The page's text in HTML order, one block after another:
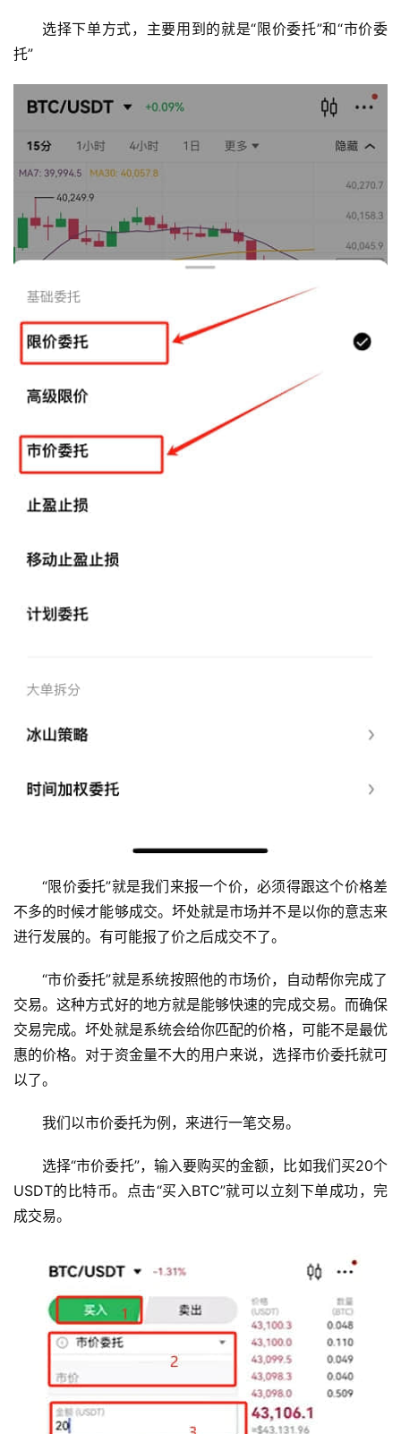
选择下单方式，主要用到的就是“限价委托”和“市价委
托”
“限价委托”就是我们来报一个价，必须得跟这个价格差
不多的时候才能够成交。坏处就是市场并不是以你的意志来
进行发展的。有可能报了价之后成交不了。
“市价委托”就是系统按照他的市场价，自动帮你完成了
交易。这种方式好的地方就是能够快速的完成交易。而确保
交易完成。坏处就是系统会给你匹配的价格，可能不是最优
惠的价格。对于资金量不大的用户来说，选择市价委托就可
以了。
我们以市价委托为例，来进行一笔交易。
选择“市价委托”，输入要购买的金额，比如我们买20个
USDT的比特币。点击“买入BTC”就可以立刻下单成功，完
成交易。